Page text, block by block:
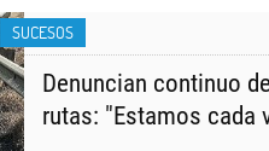
SUCESOS
Denuncian continuo
rutas: "Estamos cada